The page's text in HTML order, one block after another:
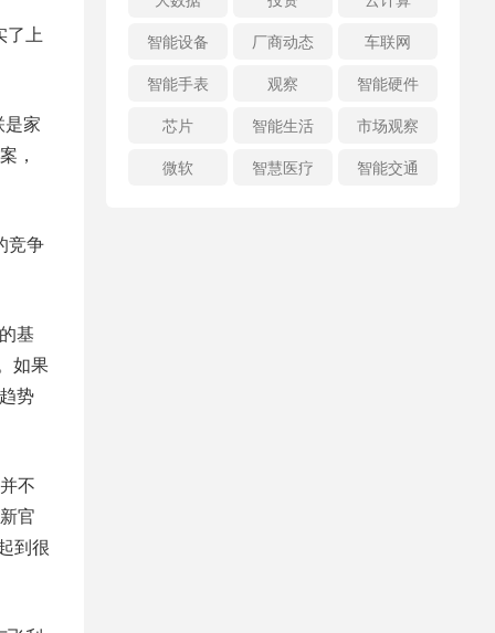
了上
家
，
竞争
基
如果
势
不
官
到很
智能设备
厂商动态
车联网
智能手表
观察
智能硬件
芯片
智能生活
市场观察
微软
智慧医疗 智能交通